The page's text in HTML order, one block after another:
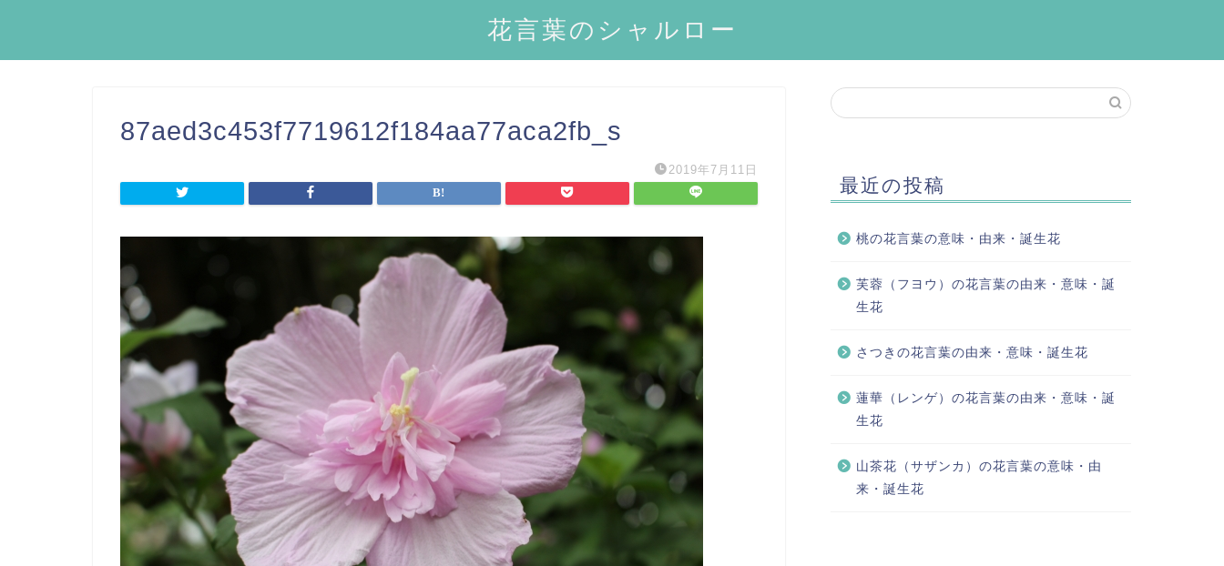
花言葉のシャルロー
87aed3c453f7719612f184aa77aca2fb_s
2019年7月11日
最近の投稿
桃の花言葉の意味・由来・誕生花
芙蓉（フヨウ）の花言葉の由来・意味・誕
生花
さつきの花言葉の由来・意味・誕生花
蓮華（レンゲ）の花言葉の由来・意味・誕
生花
山茶花（サザンカ）の花言葉の意味・由
来・誕生花